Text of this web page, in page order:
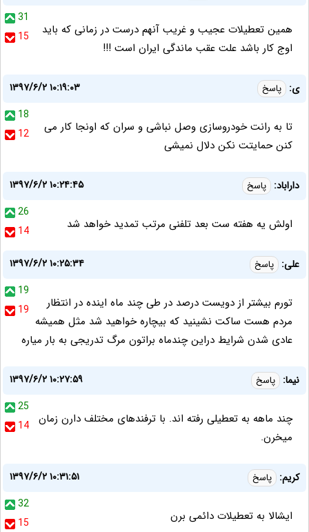
31
15
همین تعطیلات عجیب و غریب آنهم درست در زمانی که باید
اوج کار باشد علت عقب ماندگی ایران است !!!
ی: پاسخ
۱۳۹۷/۶/۲ ۱۰:۱۹:۰۳
18
12
تا به رانت خودروسازی وصل نباشی و سران که اونجا کار می
کنن حمایتت نکن دلال نمیشی
داراباد: پاسخ
۱۳۹۷/۶/۲ ۱۰:۲۴:۴۵
26
14
اولش یه هفته ست بعد تلفنی مرتب تمدید خواهد شد
علی: پاسخ
۱۳۹۷/۶/۲ ۱۰:۲۵:۳۴
19
19
تورم بیشتر از دویست درصد در طی چند ماه اینده در انتظار
مردم هست ساکت نشینید که بیچاره خواهید شد مثل همیشه
عادی شدن شرایط دراین چندماه براتون مرگ تدریجی به بار میاره
نیما: پاسخ
۱۳۹۷/۶/۲ ۱۰:۲۷:۵۹
25
14
چند ماهه به تعطیلی رفته اند. با ترفندهای مختلف دارن زمان
میخرن.
کریم: پاسخ
۱۳۹۷/۶/۲ ۱۰:۳۱:۵۱
32
15
ایشالا به تعطیلات دائمی برن